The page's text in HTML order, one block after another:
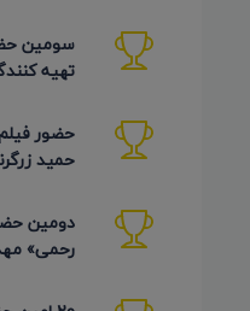
سومین
حضور
دومین
رحمی»